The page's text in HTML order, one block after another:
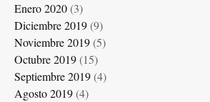
Enero 2020(3)
Diciembre 2019(9)
Noviembre 2019(5)
Octubre 2019(15)
Septiembre 2019(4)
Agosto 2019(4)